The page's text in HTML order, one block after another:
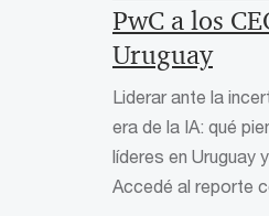
PwC a los
Uruguay
Liderar ante la
era de la IA: qué
líderes en Uruguay
Accedé al reporte